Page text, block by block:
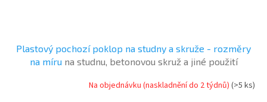
Plastový pochozí poklop na studny a skruže - rozměry
na míru na studnu, betonovou skruž a jiné použití
Na objednávku (naskladnění do 2 týdnů) (>5 ks)